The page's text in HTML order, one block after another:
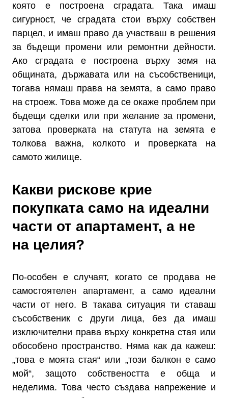
която е построена сградата. Така имаш
сигурност, че сградата стои върху собствен
парцел, и имаш право да участваш в решения
за бъдещи промени или ремонтни дейности.
Ако сградата е построена върху земя на
общината, държавата или на съсобственици,
тогава нямаш права на земята, а само право
на строеж. Това може да се окаже проблем при
бъдещи сделки или при желание за промени,
затова проверката на статута на земята е
толкова важна, колкото и проверката на
самото жилище.
Какви рискове крие
покупката само на идеални
части от апартамент, а не
на целия?
По-особен е случаят, когато се продава не
самостоятелен апартамент, а само идеални
части от него. В такава ситуация ти ставаш
съсобственик с други лица, без да имаш
изключителни права върху конкретна стая или
обособено пространство. Няма как да кажеш:
„това е моята стая“ или „този балкон е само
мой“, защото собствеността е обща и
неделима. Това често създава напрежение и